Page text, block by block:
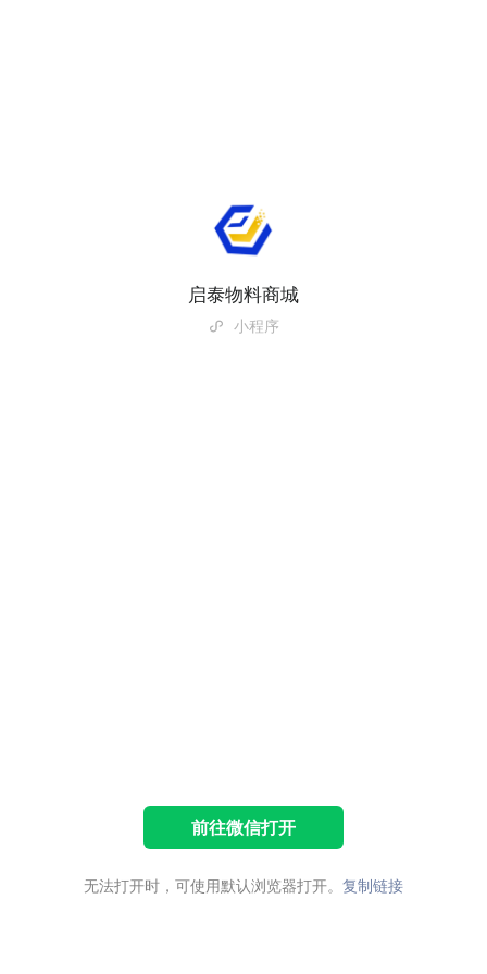
启泰物料商城
小程序
前往微信打开
无法打开时，可使用默认浏览器打开。 复制链接